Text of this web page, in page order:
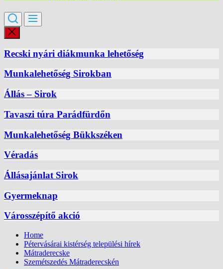
Recski nyári diákmunka lehetőség
Munkalehetőség Sirokban
Állás – Sirok
Tavaszi túra Parádfürdőn
Munkalehetőség Bükkszéken
Véradás
Állásajánlat Sirok
Gyermeknap
Városszépítő akció
Home
Pétervásárai kistérség települési hírek
Mátraderecske
Szemétszedés Mátraderecskén